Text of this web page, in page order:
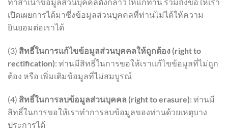
เปิดเผยการได้มาซึ่งข้อมูลส่วนบุคคลที่ท่านไม่ได้ให้ความ
ยินยอมต่อเราได้
(3) สิทธิ์ในการแก้ไขข้อมูลส่วนบุคคลให้ถูกต้อง (right to
rectification): ท่านมีสิทธิ์ในการขอให้เราแก้ไขข้อมูลที่ไม่ถูก
ต้อง หรือ เพิ่มเติมข้อมูลที่ไม่สมบูรณ์
(4) สิทธิ์ในการลบข้อมูลส่วนบุคคล (right to erasure): ท่านมี
สิทธิ์ในการขอให้เราทำการลบข้อมูลของท่านด้วยเหตุบาง
ประการได้